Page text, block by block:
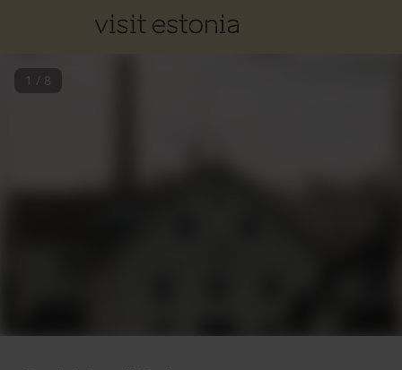
1 / 8